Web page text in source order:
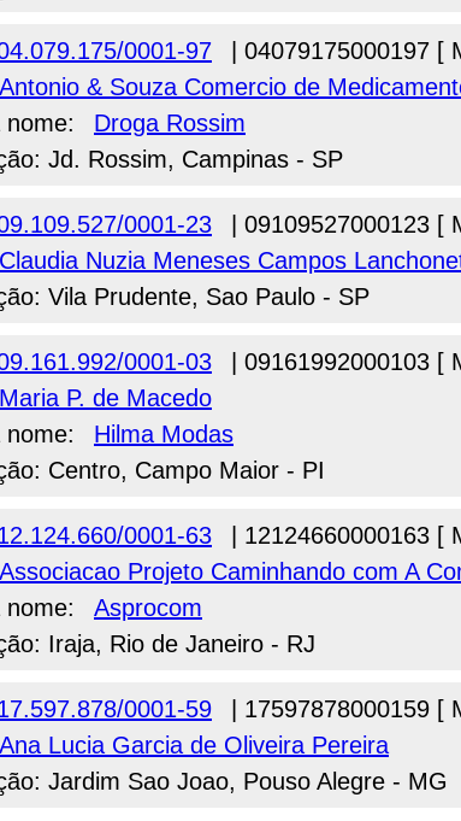
0001-97
| 04079175000197 [
Antonio & Souza Comercio de
nome:
Droga Rossim
Jd. Rossim, Campinas - SP
0001-23
| 09109527000123 [
Claudia Nuzia Meneses Campos
Vila Prudente, Sao Paulo - SP
0001-03
| 09161992000103 [
Maria P. de Macedo
nome:
Hilma Modas
Centro, Campo Maior - PI
0001-63
| 12124660000163 [
Associacao Projeto Caminhando com A
nome:
Asprocom
Iraja, Rio de Janeiro - RJ
0001-59
| 17597878000159 [
Ana Lucia Garcia de Oliveira Pereira
Jardim Sao Joao, Pouso Alegre - MG